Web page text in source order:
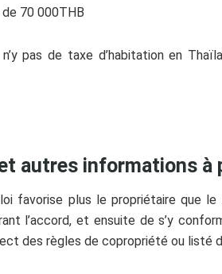
de 70 000THB
pas de taxe d’habitation en
autres informations à
favorise plus le propriétaire que
l’accord, et ensuite de s’y
des règles de copropriété ou listé